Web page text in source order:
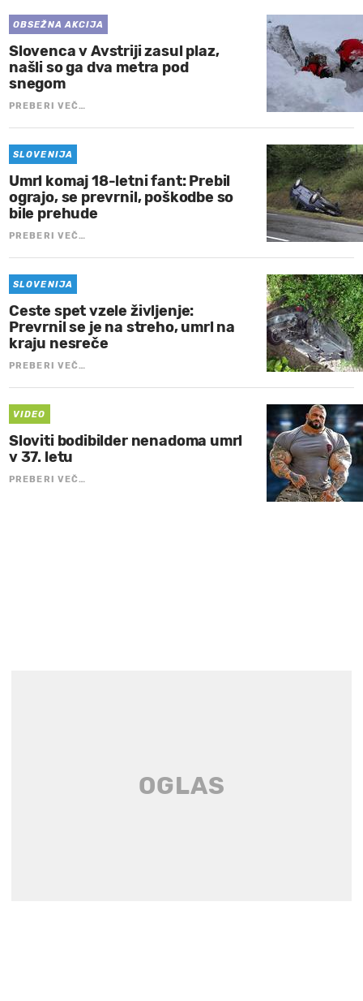
OBSEŽNA AKCIJA
Slovenca v Avstriji zasul plaz,
našli so ga dva metra pod
snegom
PREBERI VEČ…
SLOVENIJA
Umrl komaj 18-letni fant: Prebil
ograjo, se prevrnil, poškodbe so
bile prehude
PREBERI VEČ…
SLOVENIJA
Ceste spet vzele življenje:
Prevrnil se je na streho, umrl na
kraju nesreče
PREBERI VEČ…
VIDEO
Sloviti bodibilder nenadoma umrl
v 37. letu
PREBERI VEČ…